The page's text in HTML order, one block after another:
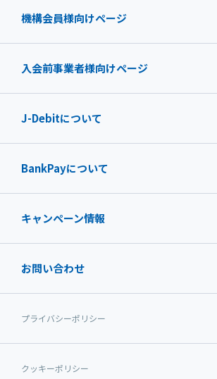
機構会員様向けページ
入会前事業者様向けページ
J-Debitについて
BankPayについて
キャンペーン情報
お問い合わせ
プライバシーポリシー
クッキーポリシー